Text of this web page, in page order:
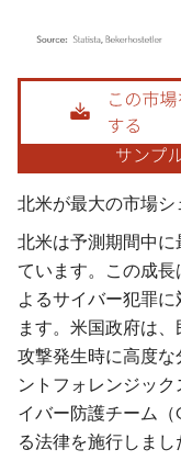
画像 © Mordor
北米が最大の市場
北米は予測期間中
ています。この成
よるサイバー犯罪
ます。米国政府は
攻撃発生時に高度
ントフォレンジッ
イバー防護チーム
る法律を施行しまし